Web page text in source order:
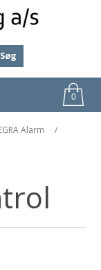
Søg
0
Alarm
/